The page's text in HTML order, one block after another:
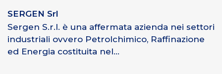
SERGEN Srl
Sergen S.r.l. è una affermata azienda nei settori
industriali ovvero Petrolchimico, Raffinazione
ed Energia costituita nel...